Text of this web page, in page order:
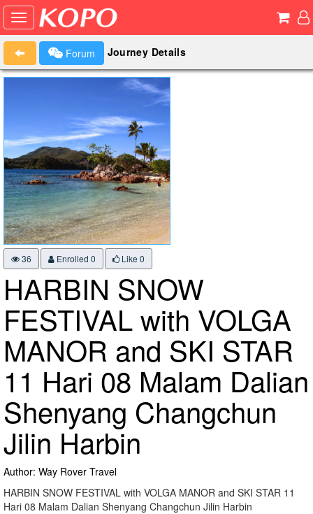
Forum Journey Details
36 Enrolled 0 Like 0
HARBIN SNOW
FESTIVAL with VOLGA
MANOR and SKI STAR
11 Hari 08 Malam Dalian
Shenyang Changchun
Jilin Harbin
Author: Way Rover Travel
HARBIN SNOW FESTIVAL with VOLGA MANOR and SKI STAR 11
Hari 08 Malam Dalian Shenyang Changchun Jilin Harbin